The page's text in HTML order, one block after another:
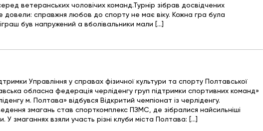
ветеранських чоловічих команд.Турнір зібрав досвідчених
довели: справжня любов до спорту не має віку. Кожна гра була
був напружений а вболівальники мали […]
Управління у справах фізичної культури та спорту Полтавської
обласна федерація черліденгу груп підтримки спортивних команд»
м. Полтава» відбувся Відкритий чемпіонат із черліденгу.
змагань став спорткомплекс ПЗМС, де зібралися найсильніші
змаганнях взяли участь різні клуби міста Полтава: […]